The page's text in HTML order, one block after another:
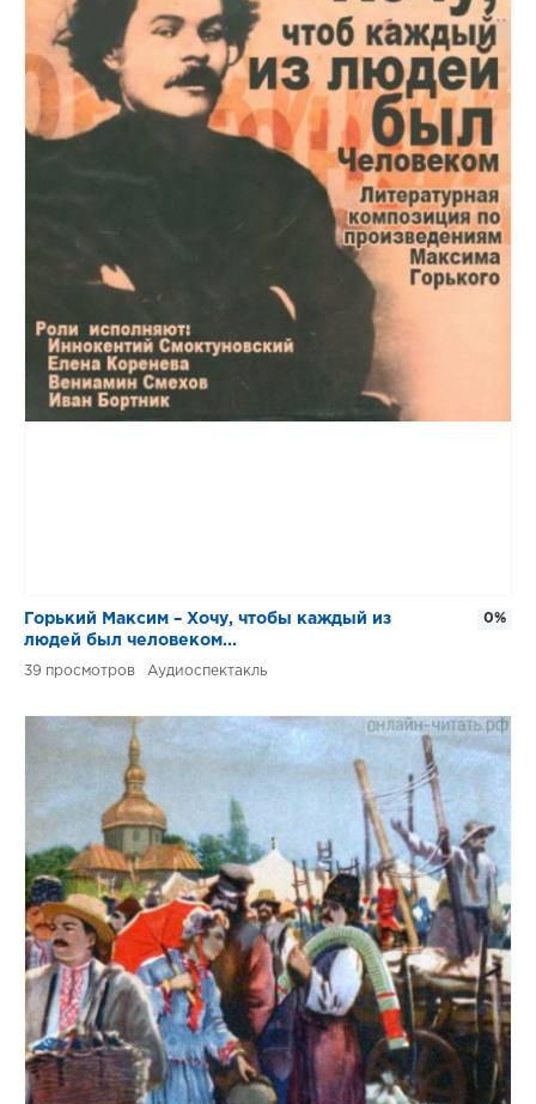
Горький Максим – Хочу, чтобы каждый из
людей был человеком...
39 Аудиоспектакль
0%